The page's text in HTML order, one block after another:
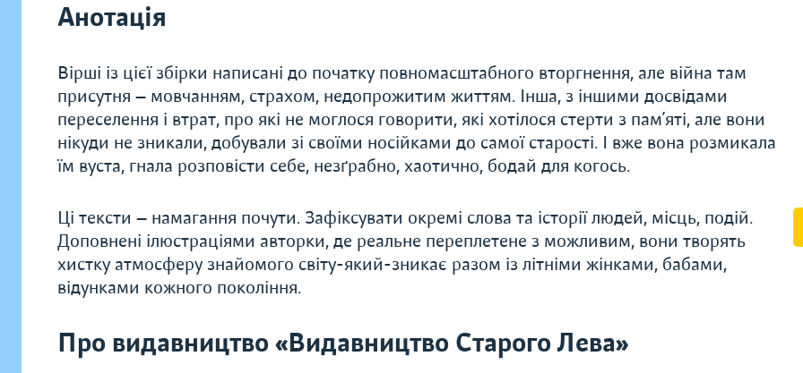
Анотація
Вірші із цієї збірки написані до початку повномасштабного вторгнення, але війна там
присутня — мовчанням, страхом, недопрожитим життям. Інша, з іншими досвідами
переселення і втрат, про які не моглося говорити, які хотілося стерти з пам’яті, але вони
нікуди не зникали, добували зі своїми носійками до самої старості. І вже вона розмикала
їм вуста, гнала розповісти себе, незґрабно, хаотично, бодай для когось.
Ці тексти — намагання почути. Зафіксувати окремі слова та історії людей, місць, подій.
Доповнені ілюстраціями авторки, де реальне переплетене з можливим, вони творять
хистку атмосферу знайомого світу-який-зникає разом із літніми жінками, бабами,
відунками кожного покоління.
Про видавництво «Видавництво Старого Лева»